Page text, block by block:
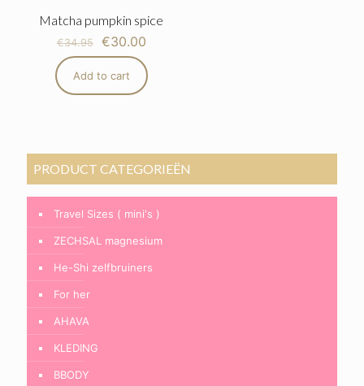
Matcha pumpkin spice
€34.95 €30.00
Add to cart
PRODUCT CATEGORIEËN
Travel Sizes ( mini's )
ZECHSAL magnesium
He-Shi zelfbruiners
For her
AHAVA
KLEDING
BBODY